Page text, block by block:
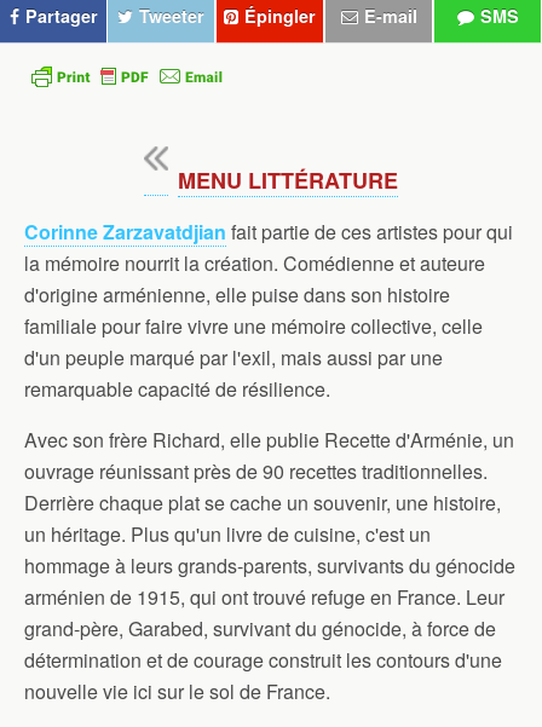
Partager Tweeter Épingler E-mail SMS
MENU LITTÉRATURE
Corinne Zarzavatdjian fait partie de ces artistes pour qui
la mémoire nourrit la création. Comédienne et auteure
d'origine arménienne, elle puise dans son histoire
familiale pour faire vivre une mémoire collective, celle
d'un peuple marqué par l'exil, mais aussi par une
remarquable capacité de résilience.
Avec son frère Richard, elle publie Recette d'Arménie, un
ouvrage réunissant près de 90 recettes traditionnelles.
Derrière chaque plat se cache un souvenir, une histoire,
un héritage. Plus qu'un livre de cuisine, c'est un
hommage à leurs grands-parents, survivants du génocide
arménien de 1915, qui ont trouvé refuge en France. Leur
grand-père, Garabed, survivant du génocide, à force de
détermination et de courage construit les contours d'une
nouvelle vie ici sur le sol de France.